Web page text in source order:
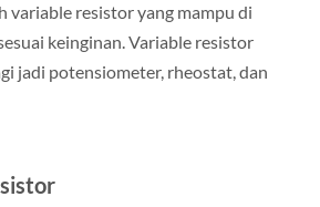
variable resistor yang mampu di
keinginan. Variable resistor
jadi potensiometer, rheostat, dan